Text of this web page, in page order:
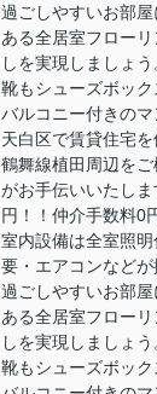
過ごしやすいお部
ある全居室フロー
しを実現しましょ
靴もシューズボック
バルコニー付きの
天白区で賃貸住宅
鶴舞線植田周辺を
がお手伝いいたし
円！！仲介手数料0
室内設備は全室照
要・エアコンなど
過ごしやすいお部
ある全居室フロー
しを実現しましょ
靴もシューズボック